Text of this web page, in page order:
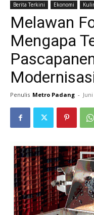
Berita Terkini Ekonomi
Melawan
Mengapa
Penulis Metro Padang -